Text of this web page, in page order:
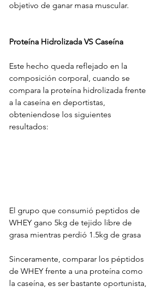
objetivo de ganar masa muscular.
Proteína Hidrolizada VS Caseína
Este hecho queda reflejado en la
composición corporal, cuando se
compara la proteína hidrolizada frente
a la caseína en deportistas,
obteniendose los siguientes
resultados:
El grupo que consumió peptidos de
WHEY gano 5kg de tejido libre de
grasa mientras perdió 1.5kg de grasa
Sinceramente, comparar los péptidos
de WHEY frente a una proteína como
la caseína, es ser bastante oportunista,